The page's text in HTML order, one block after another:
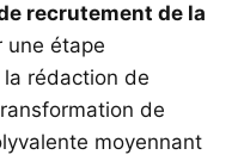
recrutement de la
une étape
rédaction de
de
moyennant